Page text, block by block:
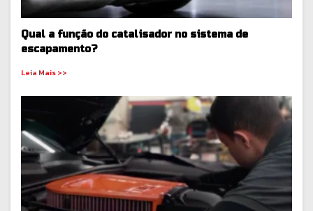
Qual a função do catalisador no sistema de
escapamento?
Leia Mais >>